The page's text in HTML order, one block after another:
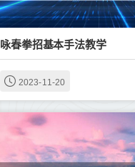
咏春拳招基本手法教学
2023-11-20